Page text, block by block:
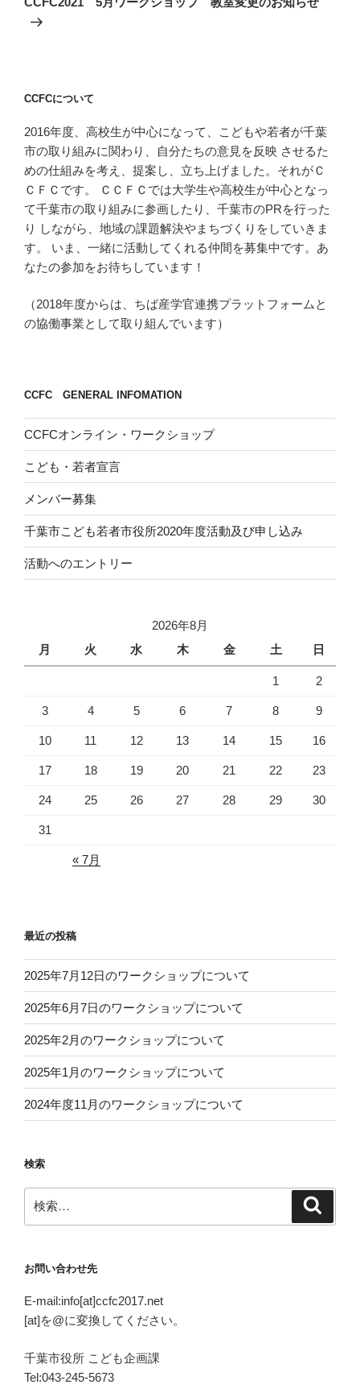
ー
CCFCについて
2016年度、高校生が中心になって、こどもや若者が千葉
市の取り組みに関わり、自分たちの意見を反映 させるた
めの仕組みを考え、提案し、立ち上げました。それがＣ
ＣＦＣです。 ＣＣＦＣでは大学生や高校生が中心となっ
て千葉市の取り組みに参画したり、千葉市のPRを行った
り しながら、地域の課題解決やまちづくりをしていきま
す。 いま、一緒に活動してくれる仲間を募集中です。あ
なたの参加をお待ちしています！
（2018年度からは、ちば産学官連携プラットフォームと
の協働事業として取り組んでいます）
CCFC GENERAL INFOMATION
CCFCオンライン・ワークショップ
こども・若者宣言
メンバー募集
千葉市こども若者市役所2020年度活動及び申し込み
活動へのエントリー
2026年8月
月
火 水 木 金 土 日
1 2
3 4 5 6 7 8 9
10 11 12 13 14 15 16
17 18 19 20 21 22 23
24 25 26 27 28 29 30
31
« 7月
最近の投稿
2025年7月12日のワークショップについて
2025年6月7日のワークショップについて
2025年2月のワークショップについて
2025年1月のワークショップについて
2024年度11月のワークショップについて
検索
索:
お問い合わせ先
E-mail:info[at]ccfc2017.net
[at]を@に変換してください。
千葉市役所 こども企画課
Tel:043-245-5673